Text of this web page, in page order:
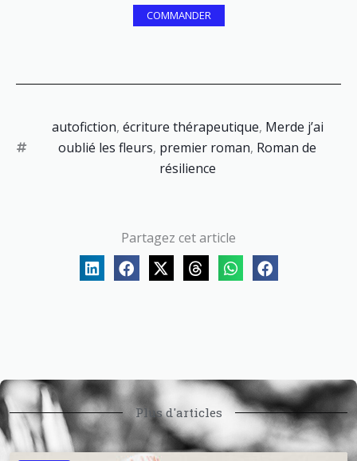
COMMANDER
autofiction, écriture thérapeutique, Merde j’ai
oublié les fleurs, premier roman, Roman de
résilience
Partagez cet article
Plus d'articles